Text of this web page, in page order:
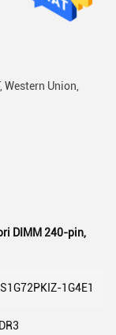
Union,
DIMM 240-pin,
1G4E1